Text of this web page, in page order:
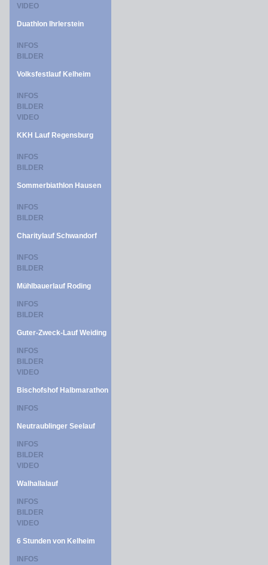
VIDEO
Duathlon Ihrlerstein
INFOS
BILDER
Volksfestlauf Kelheim
INFOS
BILDER
VIDEO
KKH Lauf Regensburg
INFOS
BILDER
Sommerbiathlon Hausen
INFOS
BILDER
Charitylauf Schwandorf
INFOS
BILDER
Mühlbauerlauf Roding
INFOS
BILDER
Guter-Zweck-Lauf Weiding
INFOS
BILDER
VIDEO
Bischofshof Halbmarathon
INFOS
Neutraublinger Seelauf
INFOS
BILDER
VIDEO
Walhallalauf
INFOS
BILDER
VIDEO
6 Stunden von Kelheim
INFOS